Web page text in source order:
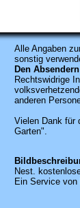
Alle Angaben
sonstig
Den
Rechtswidrige
anderen
Vielen Dank für
Garten".
Nest.
Ein Service